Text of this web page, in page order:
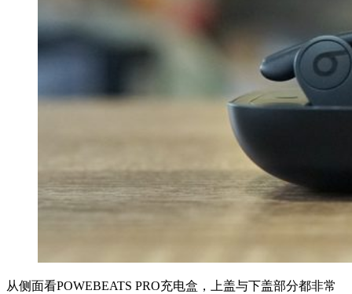
从侧面看POWEBEATS PRO充电盒，上盖与下盖部分都非常